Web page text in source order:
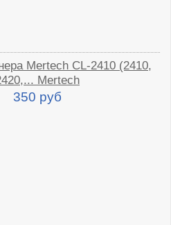
Mertech CL-2410 (2410,
Mertech
350 руб